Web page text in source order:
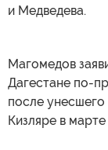
и Медведева.
Магомедов
Дагестане по-
после унесшего
Кизляре в